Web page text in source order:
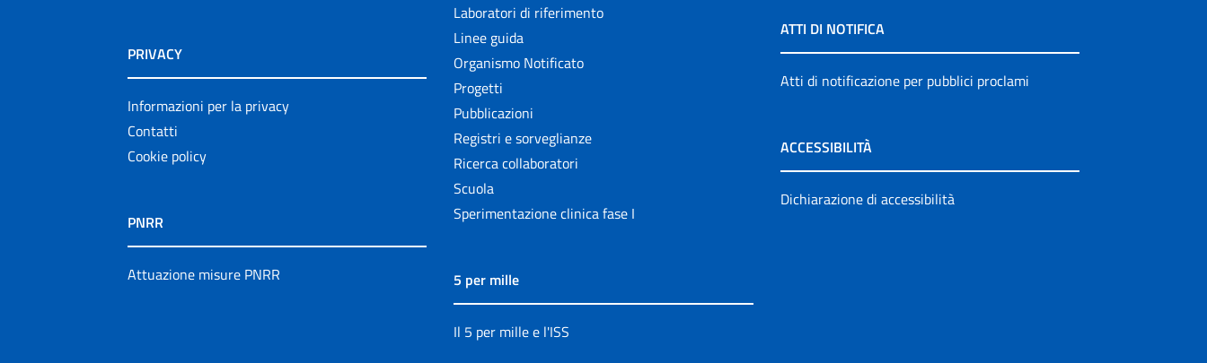
PRIVACY
Informazioni per la privacy
Contatti
Cookie policy
PNRR
Attuazione misure PNRR
Laboratori di riferimento
Linee guida
Organismo Notificato
Progetti
Pubblicazioni
Registri e sorveglianze
Ricerca collaboratori
Scuola
Sperimentazione clinica fase I
5 per mille
Il 5 per mille e l'ISS
ATTI DI NOTIFICA
Atti di notificazione per pubblici proclami
ACCESSIBILITÀ
Dichiarazione di accessibilità